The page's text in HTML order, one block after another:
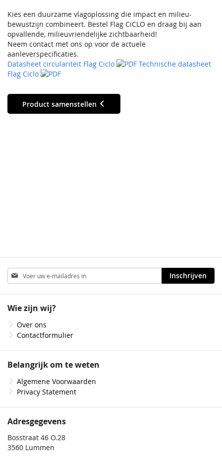
Kies een duurzame vlagoplossing die impact en milieu-
bewustzijn combineert. Bestel Flag CiCLO en draag bij aan
opvallende, milieuvriendelijke zichtbaarheid!
Neem contact met ons op voor de actuele
aanleverspecificaties.
Datasheet circulariteit Flag Ciclo
Technische datasheet
Flag Ciclo
Product samenstellen
Abonneer
u
op
nieuwsbrief
Inschrijven
Wie zijn wij?
Over ons
Contactformulier
Belangrijk om te weten
Algemene Voorwaarden
Privacy Statement
Adresgegevens
Bosstraat 46 O.28
3560 Lummen